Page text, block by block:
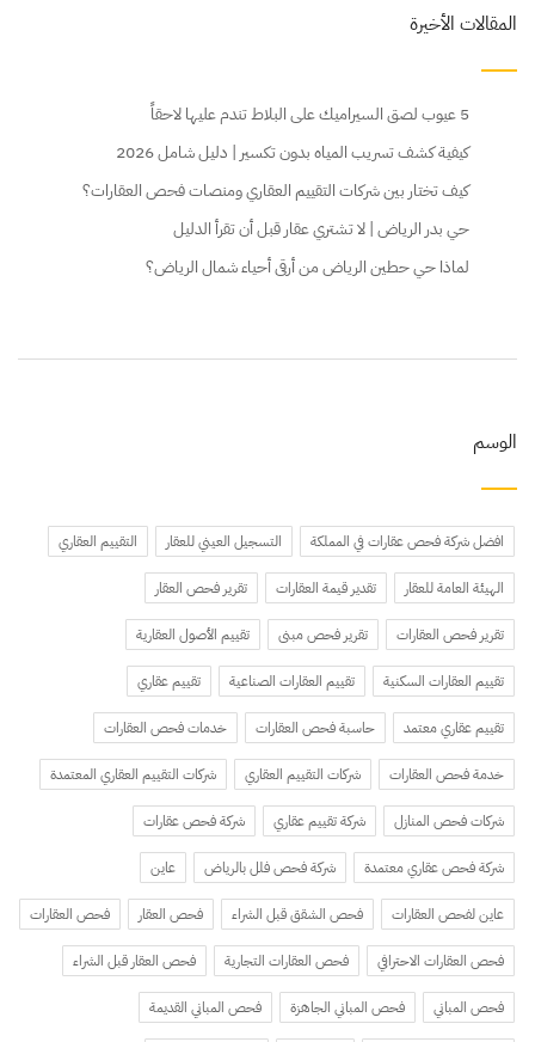
المقالات الأخيرة
5 عيوب لصق السيراميك على البلاط تندم عليها لاحقاً
كيفية كشف تسريب المياه بدون تكسير | دليل شامل 2026
كيف تختار بين شركات التقييم العقاري ومنصات فحص العقارات؟
حي بدر الرياض | لا تشتري عقار قبل أن تقرأ الدليل
لماذا حي حطين الرياض من أرقى أحياء شمال الرياض؟
الوسم
افضل شركة فحص عقارات في المملكة التسجيل العيني للعقار التقييم العقاري
الهيئة العامة للعقار تقدير قيمة العقارات تقرير فحص العقار
تقرير فحص العقارات تقرير فحص مبنى تقييم الأصول العقارية
تقييم العقارات السكنية تقييم العقارات الصناعية تقييم عقاري
تقييم عقاري معتمد حاسبة فحص العقارات خدمات فحص العقارات
خدمة فحص العقارات شركات التقييم العقاري شركات التقييم العقاري المعتمدة
شركات فحص المنازل شركة تقييم عقاري شركة فحص عقارات
شركة فحص عقاري معتمدة شركة فحص فلل بالرياض عاين
عاين لفحص العقارات فحص الشقق قبل الشراء فحص العقار فحص العقارات
فحص العقارات الاحترافي فحص العقارات التجارية فحص العقار قبل الشراء
فحص المباني فحص المباني الجاهزة فحص المباني القديمة